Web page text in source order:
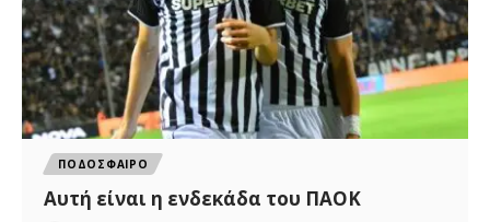
ΠΟΔΟΣΦΑΙΡΟ
Αυτή είναι η ενδεκάδα του ΠΑΟΚ